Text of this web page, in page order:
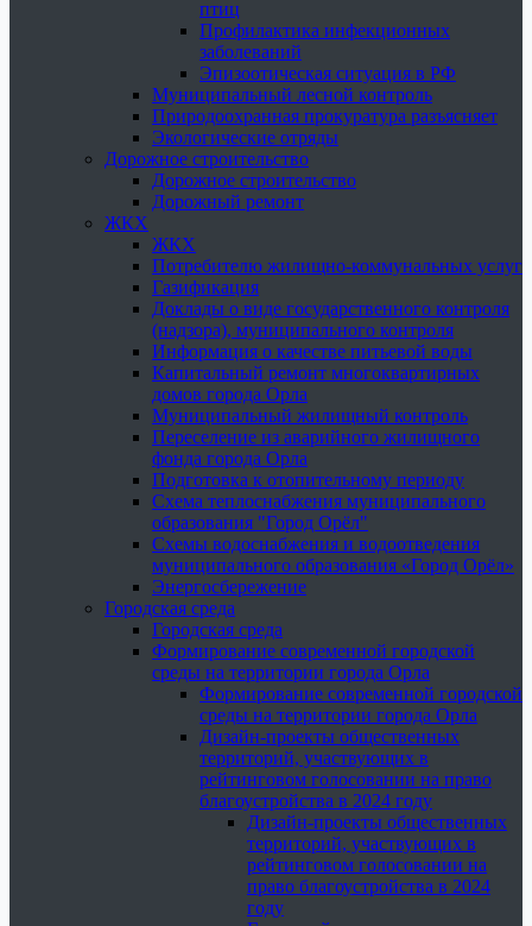
птиц
Профилактика инфекционных
заболеваний
Эпизоотическая ситуация в РФ
Муниципальный лесной контроль
Природоохранная прокуратура разъясняет
Экологические отряды
Дорожное строительство
Дорожное строительство
Дорожный ремонт
ЖКХ
ЖКХ
Потребителю жилищно-коммунальных услуг
Газификация
Доклады о виде государственного контроля
(надзора), муниципального контроля
Информация о качестве питьевой воды
Капитальный ремонт многоквартирных
домов города Орла
Муниципальный жилищный контроль
Переселение из аварийного жилищного
фонда города Орла
Подготовка к отопительному периоду
Схема теплоснабжения муниципального
образования "Город Орёл"
Схемы водоснабжения и водоотведения
муниципального образования «Город Орёл»
Энергосбережение
Городская среда
Городская среда
Формирование современной городской
среды на территории города Орла
Формирование современной городской
среды на территории города Орла
Дизайн-проекты общественных
территорий, участвующих в
рейтинговом голосовании на право
благоустройства в 2024 году
Дизайн-проекты общественных
территорий, участвующих в
рейтинговом голосовании на
право благоустройства в 2024
году